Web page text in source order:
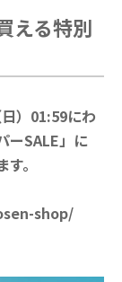
える特別
）01:59にわ
ーSALE」に
。
shop/